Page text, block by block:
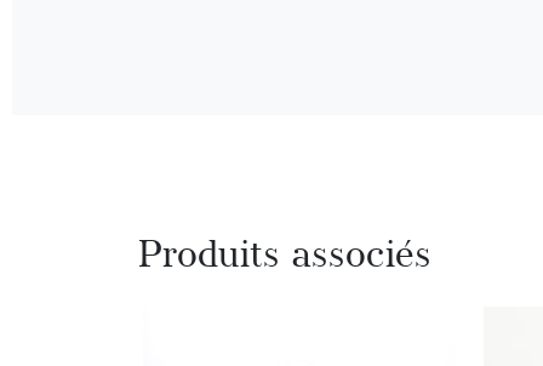
Produits associés